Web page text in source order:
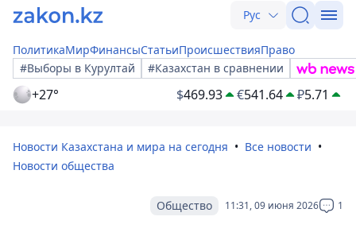
Рус
ПолитикаМирФинансыСтатьиПроисшествияПраво
#Выборы в Курултай
#Казахстан в сравнении
+27° $469.93 €541.64 ₽5.71
Новости Казахстана и мира на сегодня
Все новости
Новости общества
11:31, 09 июня 2026 1
Общество